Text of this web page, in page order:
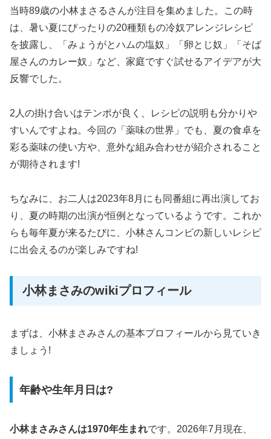
当時89歳の小林まさるさんが注目を集めました。この時
は、暑い夏にぴったりの20種類もの冷奴アレンジレシピ
を披露し、「みょうがとハムの塩奴」「卵とじ奴」「そば
屋さんのカレー奴」など、家庭ですぐ試せるアイデアが大
反響でした。
2人の掛け合いはテンポが良く、レシピの説明も分かりや
すいんですよね。今回の「薬味の世界」でも、夏の食卓を
彩る薬味の使い方や、意外な組み合わせが紹介されること
が期待されます!
ちなみに、お二人は2023年8月にも同番組に再出演してお
り、夏の時期の出演が恒例となっているようです。これか
らも毎年夏が来るたびに、小林さんコンビの新しいレシピ
に出会えるのが楽しみですね!
小林まさみのwikiプロフィール
まずは、小林まさみさんの基本プロフィールから見ていき
ましょう!
年齢や生年月日は?
小林まさみさんは1970年生まれです。2026年7月現在、